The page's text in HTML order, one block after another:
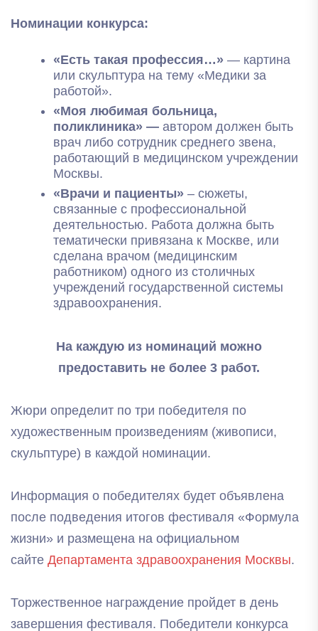
Номинации конкурса:
«Есть такая профессия…» — картина
или скульптура на тему «Медики за
работой».
«Моя любимая больница,
поликлиника» — автором должен быть
врач либо сотрудник среднего звена,
работающий в медицинском учреждении
Москвы.
«Врачи и пациенты» – сюжеты,
связанные с профессиональной
деятельностью. Работа должна быть
тематически привязана к Москве, или
сделана врачом (медицинским
работником) одного из столичных
учреждений государственной системы
здравоохранения.
На каждую из номинаций можно
предоставить не более 3 работ.
Жюри определит по три победителя по
художественным произведениям (живописи,
скульптуре) в каждой номинации.
Информация о победителях будет объявлена
после подведения итогов фестиваля «Формула
жизни» и размещена на официальном
сайте Департамента здравоохранения Москвы.
Торжественное награждение пройдет в день
завершения фестиваля. Победители конкурса